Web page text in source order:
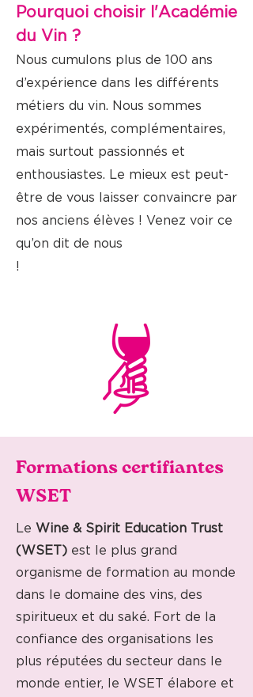
Pourquoi choisir l'Académie
du Vin ?
Nous cumulons plus de 100 ans
d’expérience dans les différents
métiers du vin. Nous sommes
expérimentés, complémentaires,
mais surtout passionnés et
enthousiastes. Le mieux est peut-
être de vous laisser convaincre par
nos anciens élèves ! Venez voir ce
qu’on dit de nous
!
Formations certifiantes
WSET
Le Wine & Spirit Education Trust
(WSET) est le plus grand
organisme de formation au monde
dans le domaine des vins, des
spiritueux et du saké. Fort de la
confiance des organisations les
plus réputées du secteur dans le
monde entier, le WSET élabore et